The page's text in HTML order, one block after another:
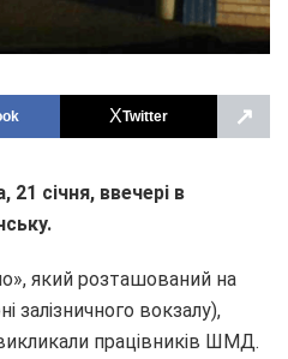
Twitter ↗
21 січня, ввечері в
який розташований на
залізничного вокзалу),
працівників ШМД.